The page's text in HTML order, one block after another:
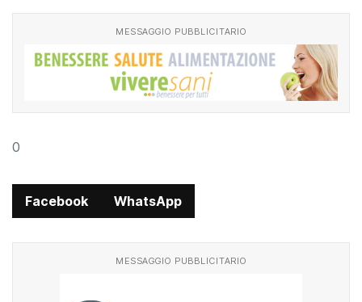
MESSAGGIO PUBBLICITARIO
0
Facebook WhatsApp
MESSAGGIO PUBBLICITARIO